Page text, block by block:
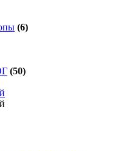
(6)
(50)